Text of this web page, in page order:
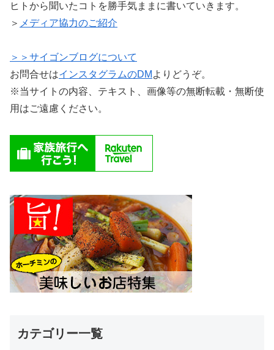
ヒトから聞いたコトを勝手気ままに書いていきます。
＞ メディア協力のご紹介
＞＞サイゴンブログについて
お問合せはインスタグラムのDM よりどうぞ。
※当サイトの内容、テキスト、画像等の無断転載・無断使
用はご遠慮ください。
カテゴリー一覧